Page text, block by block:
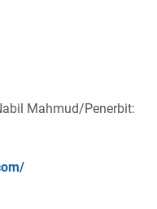
Mahmud/Penerbit: